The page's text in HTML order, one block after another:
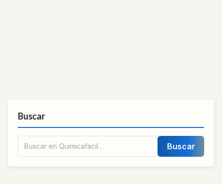
Buscar
Buscar